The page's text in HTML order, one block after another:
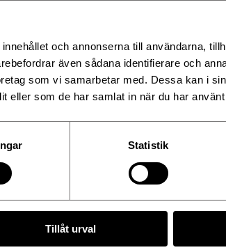
och annonserna till användarna,
även sådana identifierare och
som vi samarbetar med. Dessa kan i
eller som de har samlat in när du har
Statistik
Tillåt urval
vi
–
...